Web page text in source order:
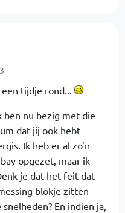
tijdje rond...
ben nu bezig met die
dat jij ook hebt
Ik heb er al zo'n
opgezet, maar ik
je dat het feit dat
blokje zitten
En indien ja,